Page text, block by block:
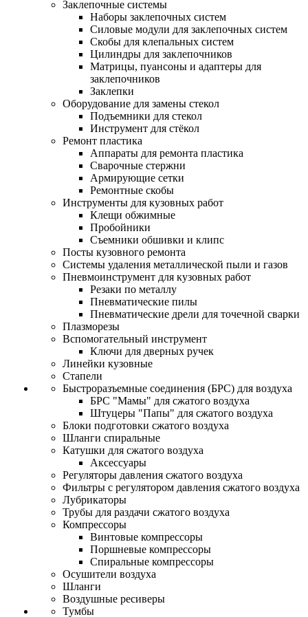
Заклепочные системы
Наборы заклепочных систем
Силовые модули для заклепочных систем
Скобы для клепальных систем
Цилиндры для заклепочников
Матрицы, пуансоны и адаптеры для
заклепочников
Заклепки
Оборудование для замены стекол
Подъемники для стекол
Инструмент для стёкол
Ремонт пластика
Аппараты для ремонта пластика
Сварочные стержни
Армирующие сетки
Ремонтные скобы
Инструменты для кузовных работ
Клещи обжимные
Пробойники
Съемники обшивки и клипс
Посты кузовного ремонта
Системы удаления металлической пыли и газов
Пневмоинструмент для кузовных работ
Резаки по металлу
Пневматические пилы
Пневматические дрели для точечной сварки
Плазморезы
Вспомогательный инструмент
Ключи для дверных ручек
Линейки кузовные
Стапели
Быстроразъемные соединения (БРС) для воздуха
БРС "Мамы" для сжатого воздуха
Штуцеры "Папы" для сжатого воздуха
Блоки подготовки сжатого воздуха
Шланги спиральные
Катушки для сжатого воздуха
Аксессуары
Регуляторы давления сжатого воздуха
Фильтры с регулятором давления сжатого воздуха
Лубрикаторы
Трубы для раздачи сжатого воздуха
Компрессоры
Винтовые компрессоры
Поршневые компрессоры
Спиральные компрессоры
Осушители воздуха
Шланги
Воздушные ресиверы
Тумбы